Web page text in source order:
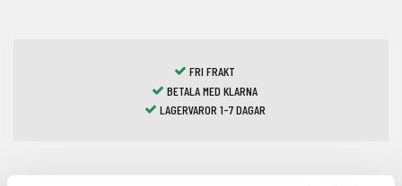
FRI FRAKT
BETALA MED KLARNA
LAGERVAROR 1-7 DAGAR